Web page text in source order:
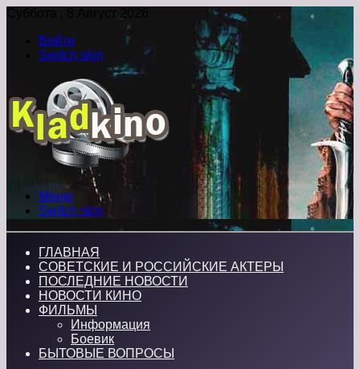
Суббота , 8 Август 2026
Войти
Switch skin
Меню
Switch skin
ГЛАВНАЯ
СОВЕТСКИЕ И РОССИЙСКИЕ АКТЕРЫ
ПОСЛЕДНИЕ НОВОСТИ
НОВОСТИ КИНО
ФИЛЬМЫ
Информация
Боевик
БЫТОВЫЕ ВОПРОСЫ